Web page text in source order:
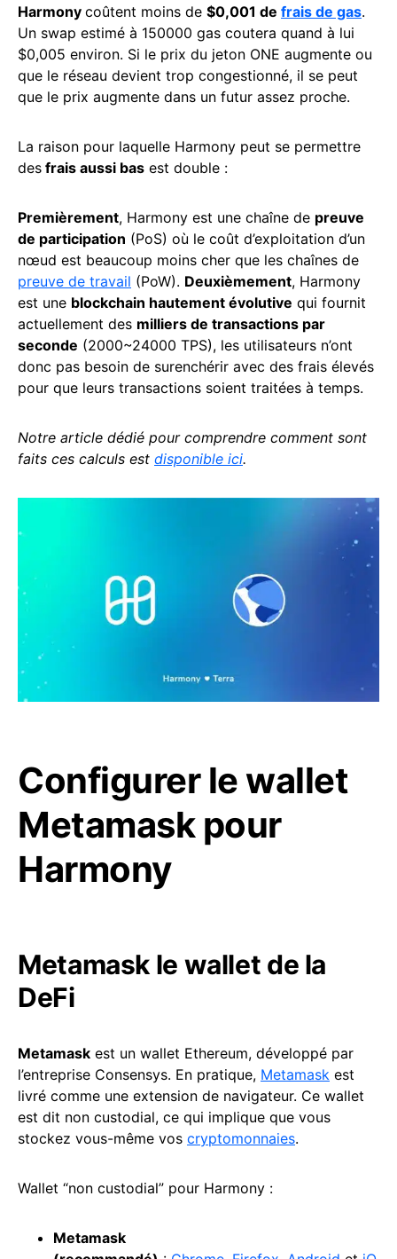
Harmony coûtent moins de $0,001 de frais de gas.
Un swap estimé à 150000 gas coutera quand à lui
$0,005 environ. Si le prix du jeton ONE augmente ou
que le réseau devient trop congestionné, il se peut
que le prix augmente dans un futur assez proche.
La raison pour laquelle Harmony peut se permettre
des frais aussi bas est double :
Premièrement, Harmony est une chaîne de preuve
de participation (PoS) où le coût d’exploitation d’un
nœud est beaucoup moins cher que les chaînes de
preuve de travail (PoW). Deuxièmement, Harmony
est une blockchain hautement évolutive qui fournit
actuellement des milliers de transactions par
seconde (2000~24000 TPS), les utilisateurs n’ont
donc pas besoin de surenchérir avec des frais élevés
pour que leurs transactions soient traitées à temps.
Notre article dédié pour comprendre comment sont
faits ces calculs est disponible ici.
Configurer le wallet
Metamask pour
Harmony
Metamask le wallet de la
DeFi
Metamask est un wallet Ethereum, développé par
l’entreprise Consensys. En pratique, Metamask est
livré comme une extension de navigateur. Ce wallet
est dit non custodial, ce qui implique que vous
stockez vous-même vos cryptomonnaies.
Wallet “non custodial” pour Harmony :
Metamask